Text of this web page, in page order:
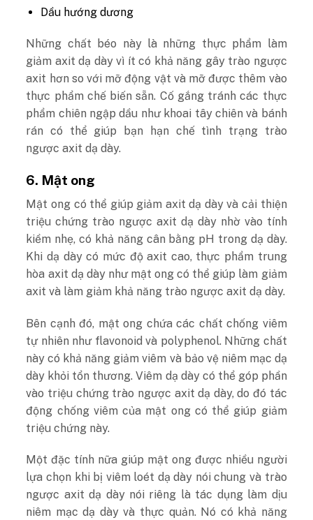
Dầu hướng dương
Những chất béo này là những thực phẩm làm
giảm axit dạ dày vì ít có khả năng gây trào ngược
axit hơn so với mỡ động vật và mỡ được thêm vào
thực phẩm chế biến sẵn. Cố gắng tránh các thực
phẩm chiên ngập dầu như khoai tây chiên và bánh
rán có thể giúp bạn hạn chế tình trạng trào
ngược axit dạ dày.
6. Mật ong
Mật ong có thể giúp giảm axit dạ dày và cải thiện
triệu chứng trào ngược axit dạ dày nhờ vào tính
kiềm nhẹ, có khả năng cân bằng pH trong dạ dày.
Khi dạ dày có mức độ axit cao, thực phẩm trung
hòa axit dạ dày như mật ong có thể giúp làm giảm
axit và làm giảm khả năng trào ngược axit dạ dày.
Bên cạnh đó, mật ong chứa các chất chống viêm
tự nhiên như flavonoid và polyphenol. Những chất
này có khả năng giảm viêm và bảo vệ niêm mạc dạ
dày khỏi tổn thương. Viêm dạ dày có thể góp phần
vào triệu chứng trào ngược axit dạ dày, do đó tác
động chống viêm của mật ong có thể giúp giảm
triệu chứng này.
Một đặc tính nữa giúp mật ong được nhiều người
lựa chọn khi bị viêm loét dạ dày nói chung và trào
ngược axit dạ dày nói riêng là tác dụng làm dịu
niêm mạc dạ dày và thực quản. Nó có khả năng